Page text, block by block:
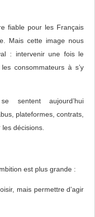
fiable pour les Français
Mais cette image nous
: intervenir une fois le
consommateurs à s’y
sentent aujourd’hui
plateformes, contrats,
décisions.
est plus grande :
mais permettre d’agir